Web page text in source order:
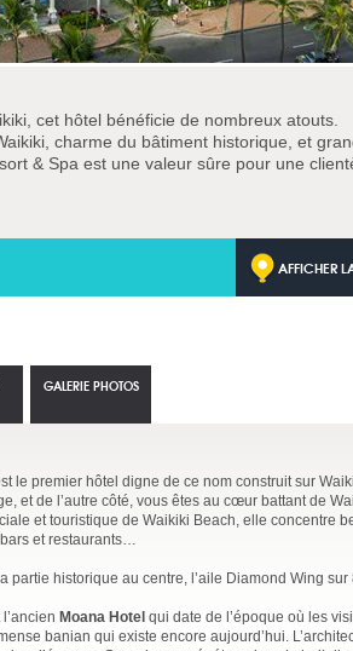
cet hôtel bénéficie de nombreux atouts.
charme du bâtiment historique, et
& Spa est une valeur sûre pour une
AFFICHER
le premier hôtel digne de ce nom construit sur
et de l’autre côté, vous êtes au cœur battant de
et touristique de Waikiki Beach, elle concentre
et restaurants…
partie historique au centre, l’aile Diamond Wing
Moana Hotel qui date de l’époque où les
banian qui existe encore aujourd’hui.
GALERIE PHOTOS